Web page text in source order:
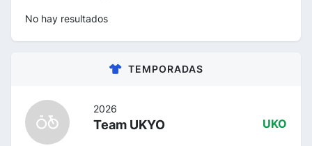
No hay resultados
TEMPORADAS
2026
Team UKYO UKO